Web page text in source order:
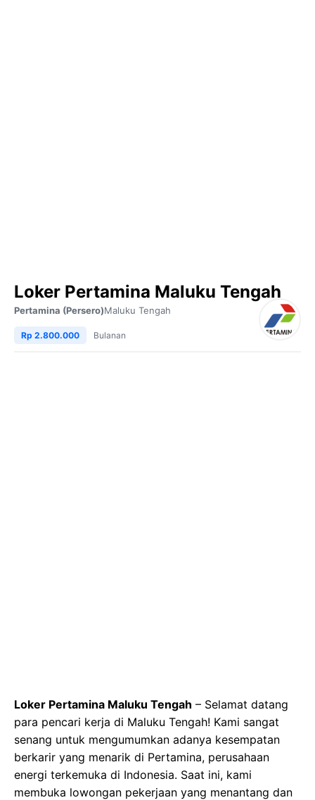
Loker Pertamina Maluku Tengah
Pertamina (Persero)Maluku Tengah
Rp 2.800.000 Bulanan
Loker Pertamina Maluku Tengah – Selamat datang
para pencari kerja di Maluku Tengah! Kami sangat
senang untuk mengumumkan adanya kesempatan
berkarir yang menarik di Pertamina, perusahaan
energi terkemuka di Indonesia. Saat ini, kami
membuka lowongan pekerjaan yang menantang dan